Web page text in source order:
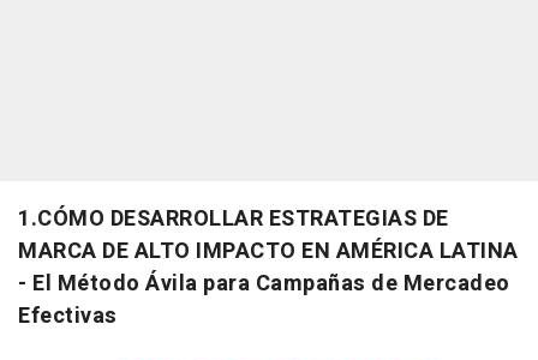
1.CÓMO DESARROLLAR ESTRATEGIAS DE
MARCA DE ALTO IMPACTO EN AMÉRICA LATINA
- El Método Ávila para Campañas de Mercadeo
Efectivas